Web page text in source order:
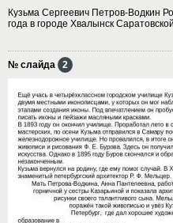
Кузьма Сергеевич Петров-Водкин
года в городе Хвалынск
№ слайда 2